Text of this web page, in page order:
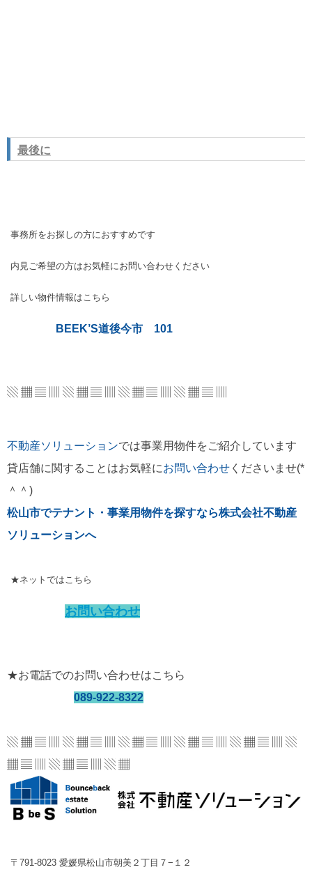
最後に
事務所をお探しの方におすすめです
内見ご希望の方はお気軽にお問い合わせください
詳しい物件情報はこちら
BEEK’S道後今市 101
▧ ▦ ▤ ▥ ▧ ▦ ▤ ▥ ▧ ▦ ▤ ▥ ▧ ▦ ▤ ▥
不動産ソリューションでは事業用物件をご紹介しています
貸店舗に関することはお気軽にお問い合わせ くださいませ(*
＾＾)
松山市でテナント・事業用物件を探すなら株式会社不動産
ソリューションへ
★ネットではこちら
お問い合わせ
★お電話でのお問い合わせはこちら
089-922-8322
▧ ▦ ▤ ▥ ▧ ▦ ▤ ▥ ▧ ▦ ▤ ▥ ▧ ▦ ▤ ▥ ▧ ▦ ▤ ▥ ▧
▦ ▤ ▥ ▧ ▦ ▤ ▥ ▧ ▦
〒791-8023 愛媛県松山市朝美２丁目７−１２